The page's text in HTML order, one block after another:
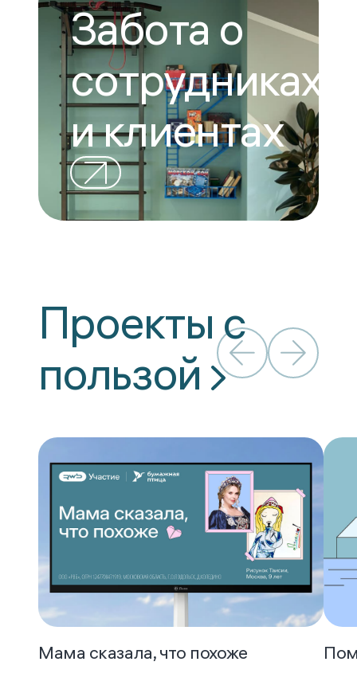
Забота о
сотрудниках
и клиентах
Проекты с
пользой
Мама сказала, что похоже